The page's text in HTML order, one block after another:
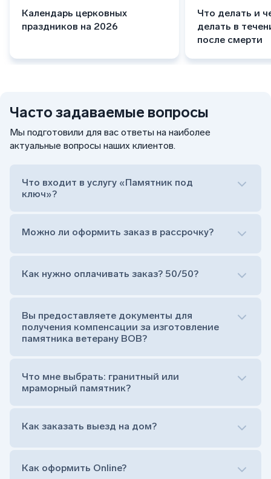
Календарь церковных
праздников на 2026
Что делать и
делать в
после смерти
Часто задаваемые вопросы
Мы подготовили для вас ответы на наиболее
актуальные вопросы наших клиентов.
Что входит в услугу «Памятник под
ключ»?
Сам комплект памятника:
Тумба (постамент, на который при помощи
штыря устанавливается стела)
Обработка и сверловка комплекта
Расположение символа веры (крестик или
на символ веры или вовсе портрет не рисовать)
прописной)
Можно ли оформить заказ в рассрочку?
Как нужно оплачивать заказ? 50/50?
Вы предоставляете документы для
получения компенсации за изготовление
памятника ветерану ВОВ?
Что мне выбрать: гранитный или
мраморный памятник?
Как заказать выезд на дом?
Как оформить Online?